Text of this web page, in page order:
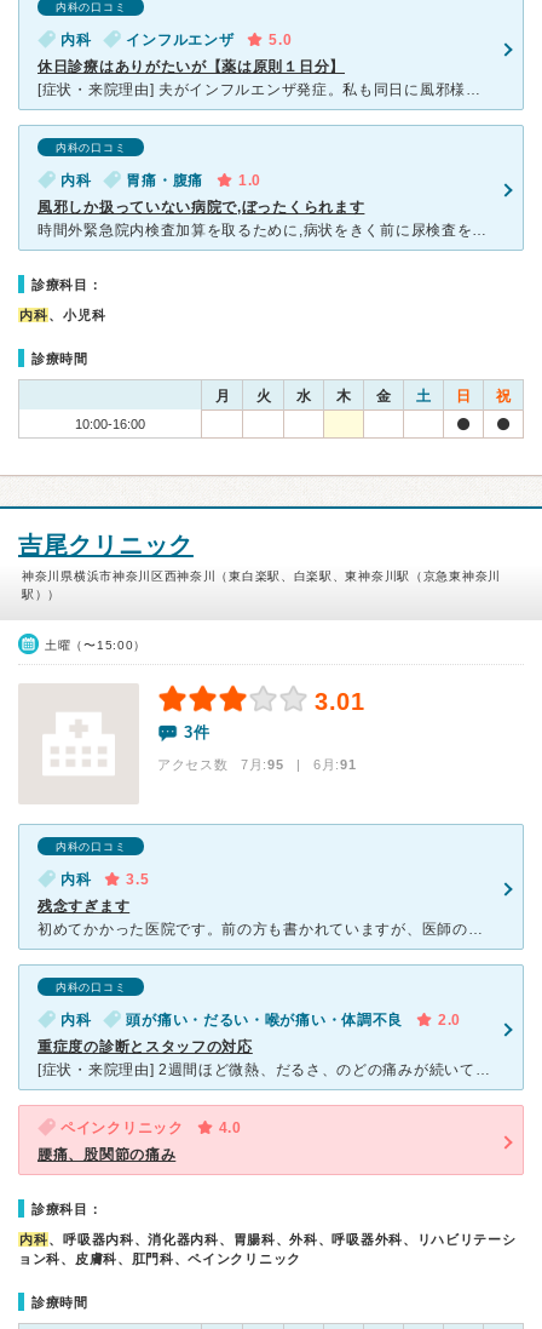
内科の口コミ
内科 インフルエンザ
5.0
休日診療はありがたいが【薬は原則１日分】
[症状・来院理由] 夫がインフルエンザ発症。私も同日に風邪様症状があったので夫とともにインフルエンザの検査を受けましたがそのときは陰性だったので帰されました。帰宅して１時間もすると38.5℃の高熱に
内科の口コミ
内科 胃痛・腹痛
1.0
風邪しか扱っていない病院で,ぼったくられます
時間外緊急院内検査加算を取るために,病状をきく前に尿検査をさせられました。 私の病状＆問診の内容的にも必要なかったと思います。 問診中に,担当してくれたお医者さんが,風邪しか扱っていないことを
診療科目：
内科、小児科
診療時間
月 火 水 木 金 土 日 祝
10:00-16:00
吉尾クリニック
神奈川県横浜市神奈川区西神奈川（東白楽駅、白楽駅、東神奈川駅（京急東神奈川
駅））
土曜（〜15:00）
3.01
3件
アクセス数 7月:95 | 6月:91
内科の口コミ
内科
3.5
残念すぎます
初めてかかった医院です。前の方も書かれていますが、医師の診察は丁寧ですが、受付兼看護師の方の対応が残念です。採血で別室で待たされた際も他患者の悪口をずっと言っていました。受け付けでも常に患者を威圧する
内科の口コミ
内科 頭が痛い・だるい・喉が痛い・体調不良
2.0
重症度の診断とスタッフの対応
[症状・来院理由] 2週間ほど微熱、だるさ、のどの痛みが続いていたため、受診しました。 [医師の診断・治療法] 一度目の診察では『風邪』ということで感冒薬を1週間分ほど出されました。次の診察の予
ペインクリニック
4.0
腰痛、股関節の痛み
診療科目：
内科、呼吸器内科、消化器内科、胃腸科、外科、呼吸器外科、リハビリテーシ
ョン科、皮膚科、肛門科、ペインクリニック
診療時間